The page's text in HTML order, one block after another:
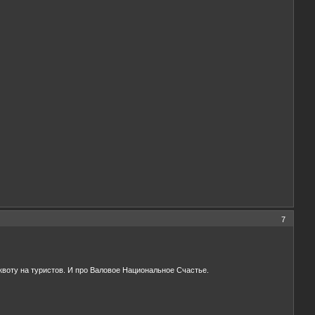
7
на туристов. И про Валовое Национальное Счастье.